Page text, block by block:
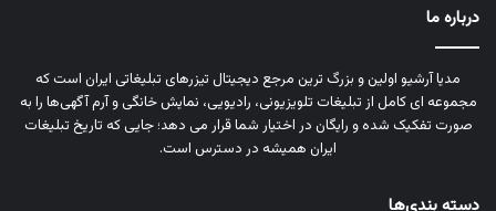
درباره ما
مدیا آرشیو اولین و بزرگ‌ ترین مرجع دیجیتال تیزرهای تبلیغاتی ایران است که
مجموعه‌ ای کامل از تبلیغات تلویزیونی، رادیویی، نمایش خانگی و آرم‌ آگهی‌ها را به‌
صورت تفکیک‌ شده و رایگان در اختیار شما قرار می‌ دهد؛ جایی که تاریخ تبلیغات
ایران همیشه در دسترس است.